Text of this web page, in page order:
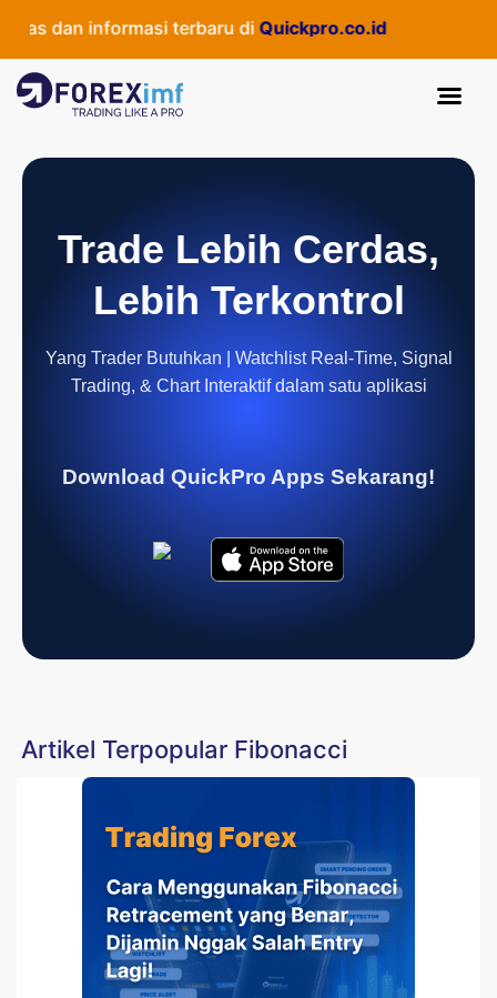
dan informasi terbaru di Quickpro.co.id
Trade Lebih Cerdas,
Lebih Terkontrol
Yang Trader Butuhkan | Watchlist Real-Time, Signal
Trading, & Chart Interaktif dalam satu aplikasi
Download QuickPro Apps Sekarang!
Artikel Terpopular Fibonacci